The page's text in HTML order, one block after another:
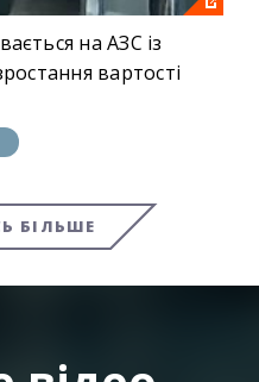
на АЗС із
вартості
БІЛЬШЕ